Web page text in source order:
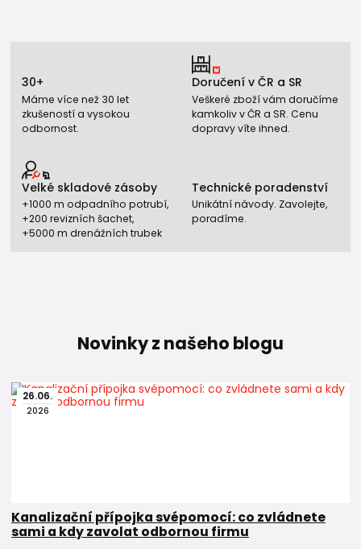
30+
Máme více než 30 let
zkušeností a vysokou
odbornost.
Doručení v ČR a SR
Veškeré zboží vám doručíme
kamkoliv v ČR a SR. Cenu
dopravy víte ihned.
Velké skladové zásoby
+1000 m odpadního potrubí,
+200 revizních šachet,
+5000 m drenážních trubek
Technické poradenství
Unikátní návody. Zavolejte,
poradíme.
Novinky z našeho blogu
26.06.
2026
Kanalizační přípojka svépomocí: co zvládnete
sami a kdy zavolat odbornou firmu